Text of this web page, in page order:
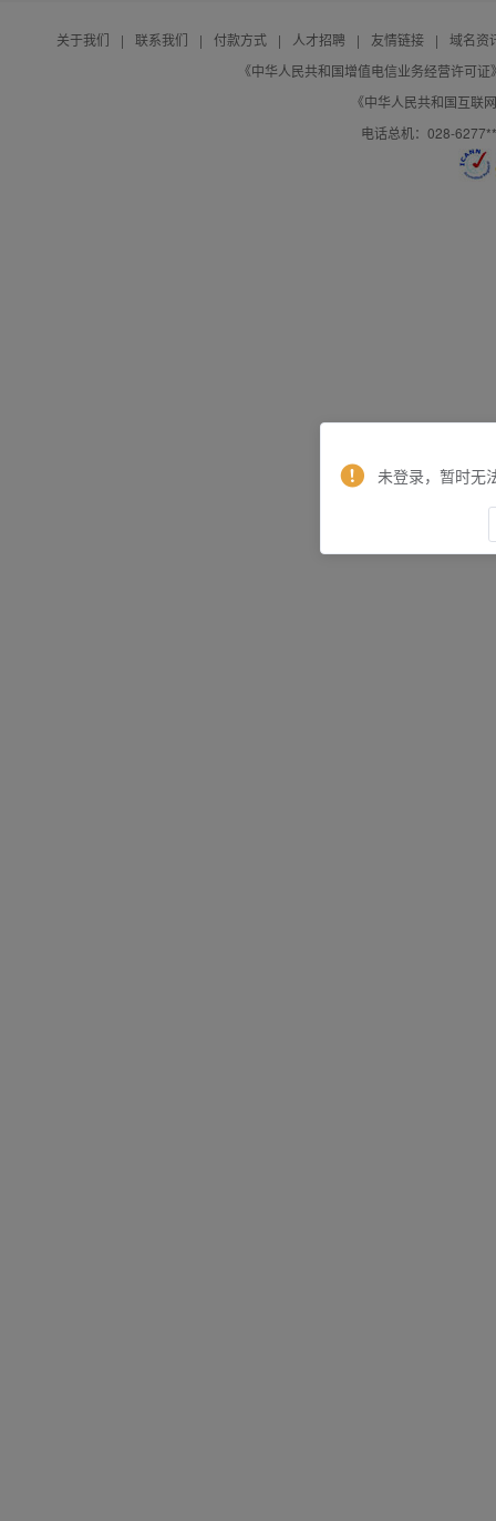
关于我们 | 联系我们 | 付款方式 | 人才招聘 | 友情链接 |
域名资
《中华人民共和国增值电信业务经营许可
《中华人民共和国互联
电话总机：028-
未登录，暂时无